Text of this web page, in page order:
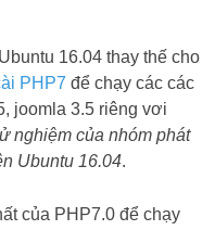
16.04 thay thế cho
PHP7 để chạy các các
joomla 3.5 riêng vơi
nghiệm của nhóm phát
Ubuntu 16.04.
của PHP7.0 để chạy